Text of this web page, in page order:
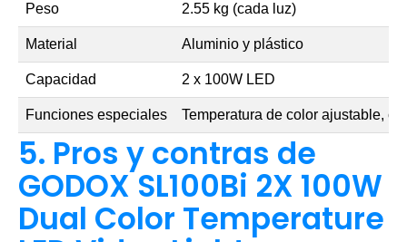
Peso 2.55 kg (cada luz)
Material Aluminio y plástico
Capacidad 2 x 100W LED
Funciones especiales Temperatura de color ajustable,
5. Pros y contras de
GODOX SL100Bi 2X 100W
Dual Color Temperature